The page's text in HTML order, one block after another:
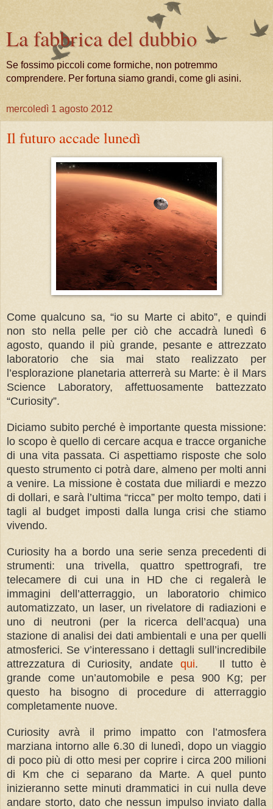
La fabbrica del dubbio
Se fossimo piccoli come formiche, non potremmo
comprendere. Per fortuna siamo grandi, come gli asini.
mercoledì 1 agosto 2012
Il futuro accade lunedì
Come qualcuno sa, “io su Marte ci abito”, e quindi
non sto nella pelle per ciò che accadrà lunedì 6
agosto, quando il più grande, pesante e attrezzato
laboratorio che sia mai stato realizzato per
l’esplorazione planetaria atterrerà su Marte: è il Mars
Science Laboratory, affettuosamente battezzato
“Curiosity”.
Diciamo subito perché è importante questa missione:
lo scopo è quello di cercare acqua e tracce organiche
di una vita passata. Ci aspettiamo risposte che solo
questo strumento ci potrà dare, almeno per molti anni
a venire. La missione è costata due miliardi e mezzo
di dollari, e sarà l’ultima “ricca” per molto tempo, dati i
tagli al budget imposti dalla lunga crisi che stiamo
vivendo.
Curiosity ha a bordo una serie senza precedenti di
strumenti: una trivella, quattro spettrografi, tre
telecamere di cui una in HD che ci regalerà le
immagini dell’atterraggio, un laboratorio chimico
automatizzato, un laser, un rivelatore di radiazioni e
uno di neutroni (per la ricerca dell’acqua) una
stazione di analisi dei dati ambientali e una per quelli
atmosferici. Se v’interessano i dettagli sull’incredibile
attrezzatura di Curiosity, andate qui. Il tutto è
grande come un’automobile e pesa 900 Kg; per
questo ha bisogno di procedure di atterraggio
completamente nuove.
Curiosity avrà il primo impatto con l’atmosfera
marziana intorno alle 6.30 di lunedì, dopo un viaggio
di poco più di otto mesi per coprire i circa 200 milioni
di Km che ci separano da Marte. A quel punto
inizieranno sette minuti drammatici in cui nulla deve
andare storto, dato che nessun impulso inviato dalla